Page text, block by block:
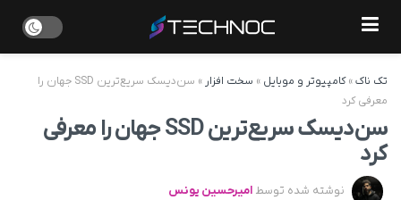
تک ناک»کامپیوتر و موبایل » سخت افزار »
سن‌دیسک سریع‌ترین SSD جهان را
معرفی کرد
سن‌دیسک سریع‌ترین SSD جهان را معرفی
کرد
نوشته شده توسط امیرحسین یونس